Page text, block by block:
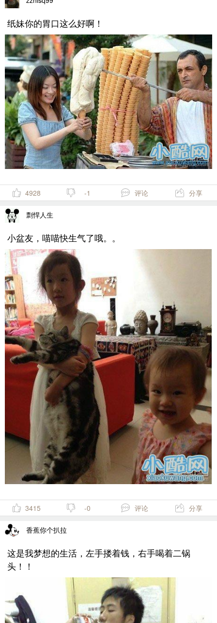
纸妹你的胃口这么好啊！
4928 -1 评论 分享
剽悍人生
小盆友，喵喵快生气了哦。。
3415 -0 评论 分享
香蕉你个扒拉
这是我梦想的生活，左手搂着钱，右手喝着二锅
头！！